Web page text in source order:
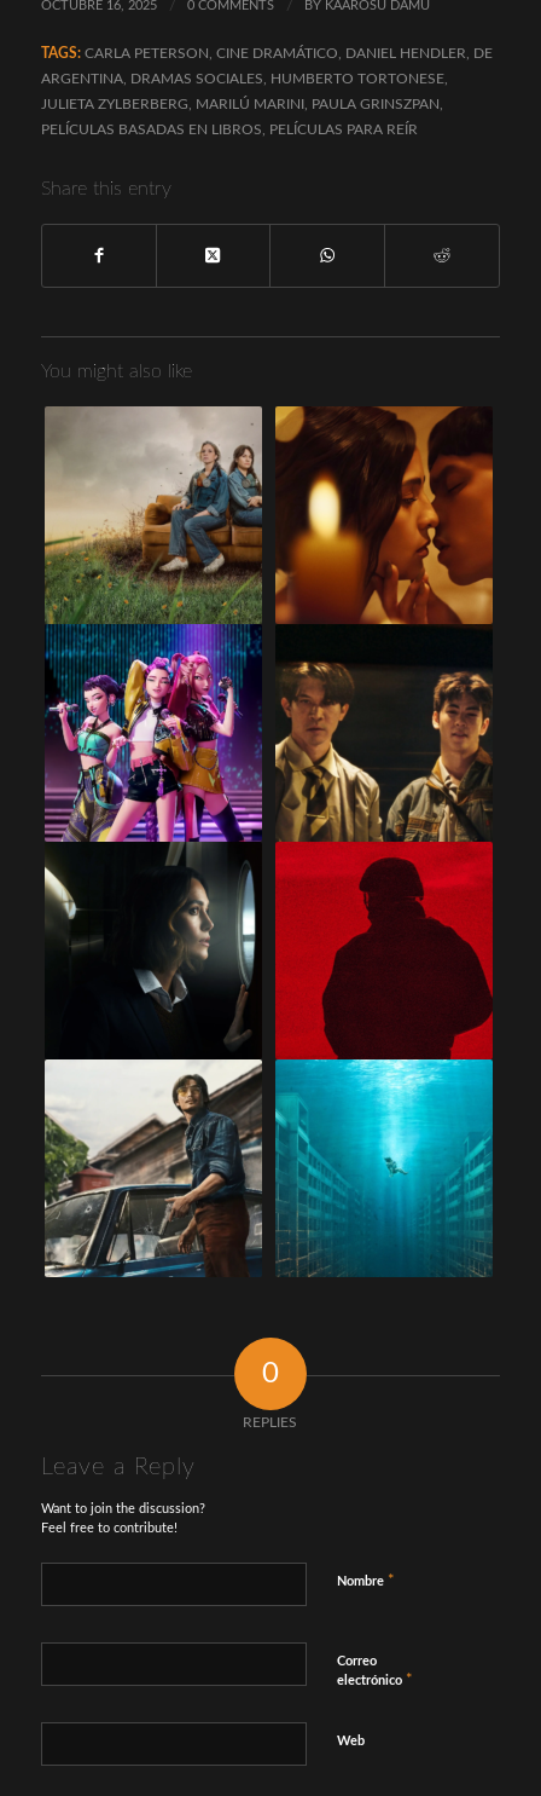
OCTUBRE 16, 2025 / 0 COMMENTS / BY KAAROSU DAMU
TAGS: CARLA PETERSON CINE DRAMÁTICO DANIEL HENDLER
DE
ARGENTINA, DRAMAS SOCIALES HUMBERTO TORTONESE,
JULIETA ZYLBERBERG
MARILÚ MARINI PAULA GRINSZPAN
PELÍCULAS BASADAS EN LIBROS
PELÍCULAS PARA REÍR
Share this entry
You might also like
0
REPLIES
Leave a Reply
Want to join the discussion?
Feel free to contribute!
Nombre *
Correo
electrónico *
Web